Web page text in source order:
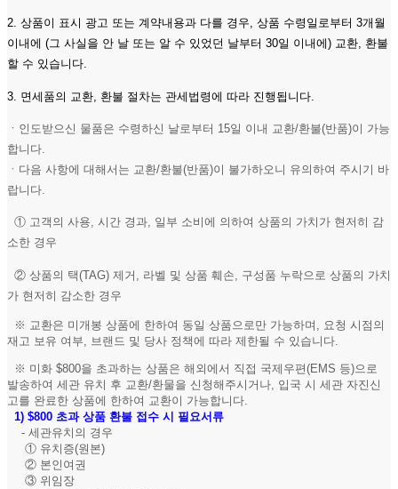
2. 상품이 표시 광고 또는 계약내용과 다를 경우, 상품 수령일로부터 3개월
이내에 (그 사실을 안 날 또는 알 수 있었던 날부터 30일 이내에) 교환, 환불
할 수 있습니다.
3. 면세품의 교환, 환불 절차는 관세법령에 따라 진행됩니다.
ㆍ인도받으신 물품은 수령하신 날로부터 15일 이내 교환/환불(반품)이 가능
합니다.
ㆍ다음 사항에 대해서는 교환/환불(반품)이 불가하오니 유의하여 주시기 바
랍니다.
① 고객의 사용, 시간 경과, 일부 소비에 의하여 상품의 가치가 현저히 감
소한 경우
② 상품의 택(TAG) 제거, 라벨 및 상품 훼손, 구성품 누락으로 상품의 가치
가 현저히 감소한 경우
※ 교환은 미개봉 상품에 한하여 동일 상품으로만 가능하며, 요청 시점의
재고 보유 여부, 브랜드 및 당사 정책에 따라 제한될 수 있습니다.
※ 미화 $800을 초과하는 상품은 해외에서 직접 국제우편(EMS 등)으로
발송하여 세관 유치 후 교환/환물을 신청해주시거나, 입국 시 세관 자진신
고를 완료한 상품에 한하여 교환이 가능합니다.
1) $800 초과 상품 환불 접수 시 필요서류
- 세관유치의 경우
① 유치증(원본)
② 본인여권
③ 위임장